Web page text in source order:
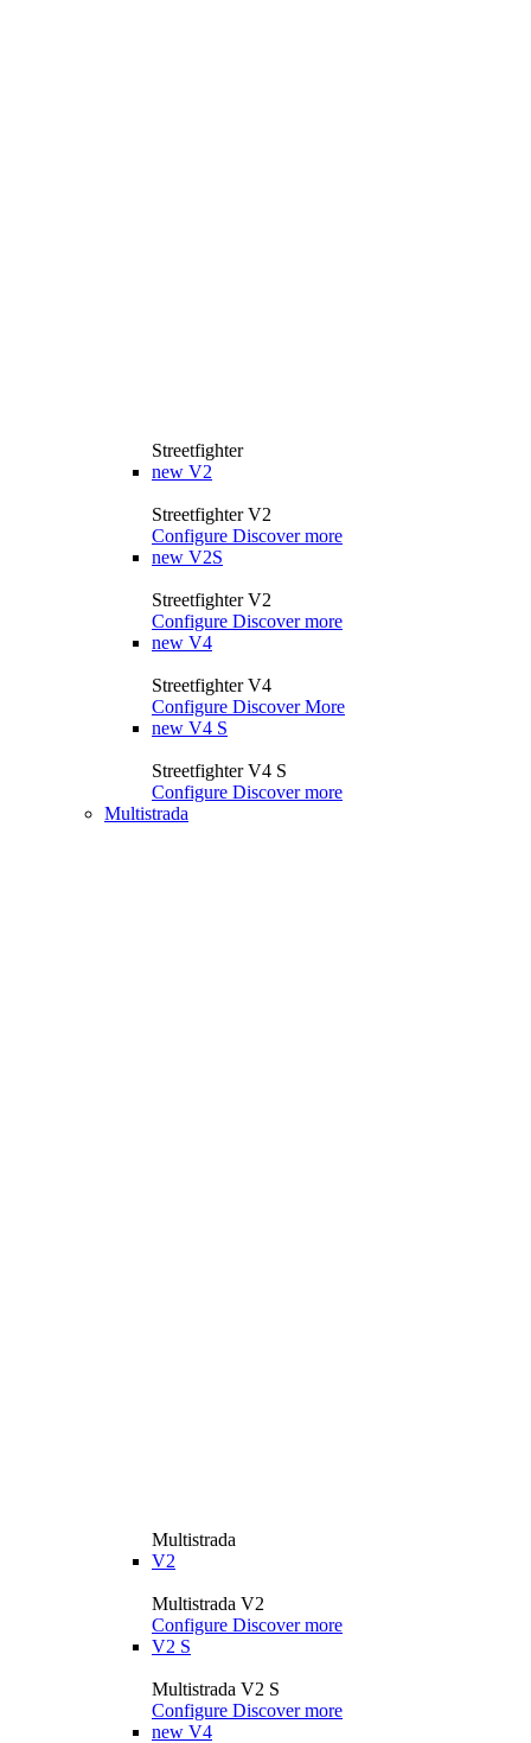
Streetfighter
new V2
Streetfighter V2
Configure Discover more
new V2S
Streetfighter V2
Configure Discover more
new V4
Streetfighter V4
Configure Discover More
new V4 S
Streetfighter V4 S
Configure Discover more
Multistrada
Multistrada
V2
Multistrada V2
Configure Discover more
V2 S
Multistrada V2 S
Configure Discover more
new V4